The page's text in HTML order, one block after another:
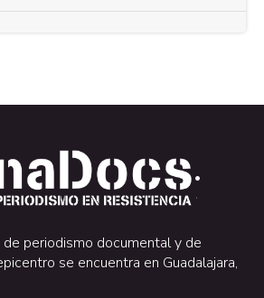
.
.
periodismo documental y de
se encuentra en Guadalajara,